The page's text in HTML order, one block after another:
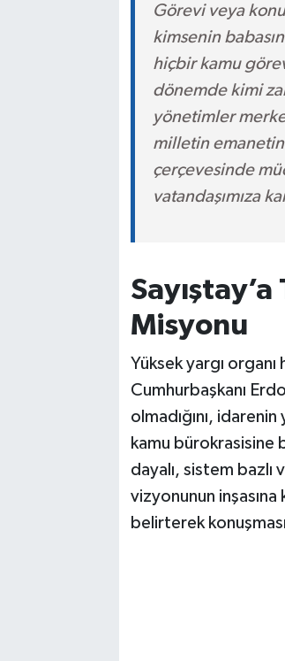
Görevi veya
kimsenin
hiçbir kamu
dönemde kimi
yönetimler
milletin
çerçevesinde
vatandaşımıza
Misyonu
Yüksek yargı
Cumhurbaşkanı
olmadığını,
kamu bürokrasisine
dayalı, sistem bazlı
vizyonunun
belirterek